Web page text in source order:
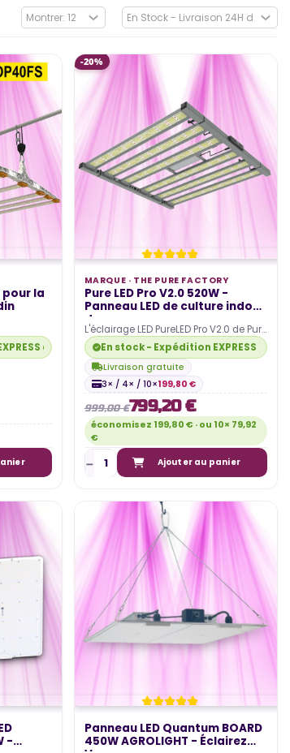
pour la
disponible
-20%
MARQUE · THE PURE FACTORY
Pure LED Pro V2.0 520W -
Panneau LED de culture indoor
de...
L'éclairage LED PureLED Pro V2.0 de Pure
Factory est un éclairage de culture
indoor haut…
En stock - Expédition EXPRESS
Livraison gratuite
3× / 4× / 10×199,80 €
999,00 €799,20 €
économisez 199,80 € · ou 10× 79,92
€
Ajouter au panier
-
Panneau LED Quantum BOARD
450W AGROLIGHT - Éclairez